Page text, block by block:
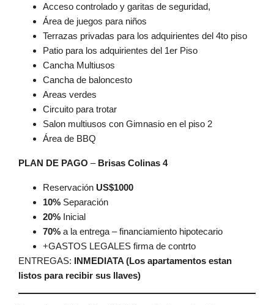
Acceso controlado y garitas de seguridad,
Área de juegos para niños
Terrazas privadas para los adquirientes del 4to piso
Patio para los adquirientes del 1er Piso
Cancha Multiusos
Cancha de baloncesto
Areas verdes
Circuito para trotar
Salon multiusos con Gimnasio en el piso 2
Área de BBQ
PLAN DE PAGO – Brisas Colinas 4
Reservación US$1000
10% Separación
20% Inicial
70% a la entrega – financiamiento hipotecario
+GASTOS LEGALES firma de contrto
ENTREGAS: INMEDIATA (Los apartamentos estan
listos para recibir sus llaves)